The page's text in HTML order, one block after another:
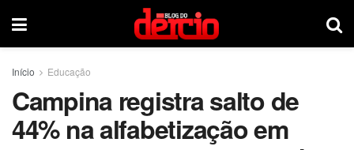
Início Educação
Campina registra salto de
44% na alfabetização em